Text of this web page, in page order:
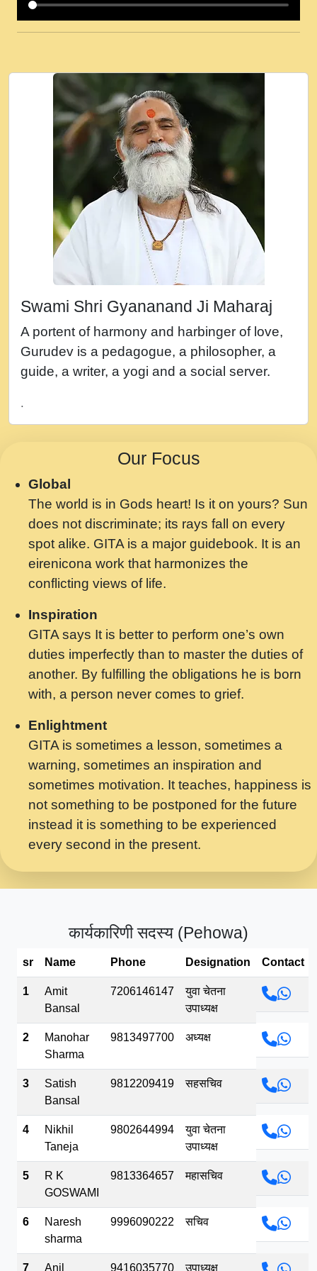
कई पकड क मर हथ र मह वदवन पहच दय! मह जन
Ki - Krishna Bhajan - New Bhajan 2020
#Ishwar Bhakti.mp3
जब से गीता ज्ञान पाया मैं बड़ी मस्ती में हूँ । 2018 -
Rishikesh - Ratan Ji Rasik.mp3
तन हल दल द सनव मड उतत सर रख क, नल रव त
गल लग जव त सर उतत हथ रख द!.mp3
तू कर प्रीतम से प्रीत, यूहीं दिन बीतते जाते हैं ।
2018 - Rishikesh - Swami Gyananand Ji
Maharaj.mp3
न म गवद गपल गद फर, पयर महन न रझद फर! shri
नह भरस रह लडडल... अपन खट करम क !!!! मह दद
सहर चरण क .....mp3
बगड नसब कसन सवर तर बगर Shri ravinandan
shastri ji maharaj.mp3
Chahe Ram Ho Chahe Shyam Ho.mp3
मझ अपन जवन बनन न आय, रठ हर क मनन न आय
Shri ravinandan shastri ji maharaj.mp3
मन अशांत मंत्र जाप - गीता प्रेरणा -Swami
Gyananand Ji Maharaj.mp3
मन बध लय परम वल कगन Special Shyam
Saawariya.mp3
मर गनय न अपरध लडडल शर रध.... Shri
ravinandan shastri ji maharaj.mp3
मेरे मन हरी का ध्यान लगा - भजन भाव - 2018 -
Rishikesh - Swami Gyananand Ji
Maharaj.mp3
यह हसरत तलब ह नकज कमर Yahi Hasraten
Talab Hai Bhav Pravah #bhajan.mp3
लडल ज बल ल क ज न लग Sadhvi Purnima Ji
7.9.2021 जवल नगर दलल #बसर.mp3
सख भ मझ पयर ह दख भ मझ पयर ह!छड म कस दत
सपरहट भजन 2021 - तर अखय ह जद भर बहर ज म
सपरहट शयम भजन - जय जय शयम जय जय शयम
भव.mp3
Swami Shri Gyananand Ji Maharaj
A portent of harmony and harbinger of love,
Gurudev is a pedagogue, a philosopher, a
guide, a writer, a yogi and a social server.
.
Our Focus
Global
The world is in Gods heart! Is it on yours? Sun
does not discriminate; its rays fall on every
spot alike. GITA is a major guidebook. It is an
eirenicona work that harmonizes the
conflicting views of life.
Inspiration
GITA says It is better to perform one’s own
duties imperfectly than to master the duties of
another. By fulfilling the obligations he is born
with, a person never comes to grief.
Enlightment
GITA is sometimes a lesson, sometimes a
warning, sometimes an inspiration and
sometimes motivation. It teaches, happiness is
not something to be postponed for the future
instead it is something to be experienced
every second in the present.
कार्यकारिणी सदस्य (Pehowa)
sr Name Phone Designation Contact
1
Amit
Bansal
7206146147
युवा चेतना
उपाध्यक्ष
2
Manohar
Sharma
9813497700 अध्यक्ष
3
Satish
Bansal
9812209419 सहसचिव
4
Nikhil
Taneja
9802644994
युवा चेतना
उपाध्यक्ष
5
R K
GOSWAMI
9813364657 महासचिव
6
Naresh
sharma
9996090222 सचिव
7 Anil 9416035770 उपाध्यक्ष